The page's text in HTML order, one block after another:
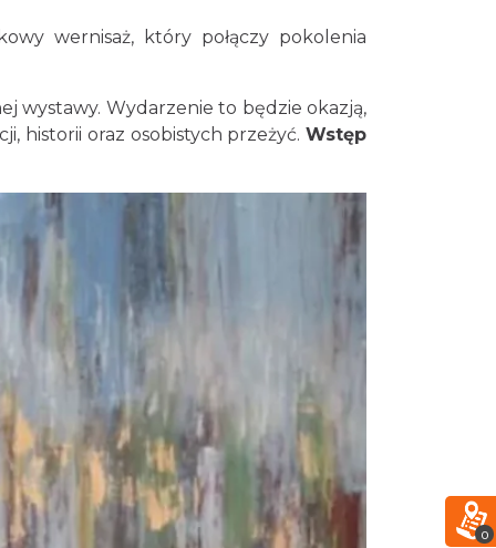
2026-12-13
6.25 km
Skolimowskiej
6.33 km
Silesia Marathon 2026
Chorzów
6.33 km
Fajer Festiwal 2026
Chorzów
2026-08-28
6.33 km
Kult – Pomarańczowa Trasa
wernisaż, który połączy pokolenia
wystawy. Wydarzenie to będzie okazją,
historii oraz osobistych przeżyć. Wstęp
0